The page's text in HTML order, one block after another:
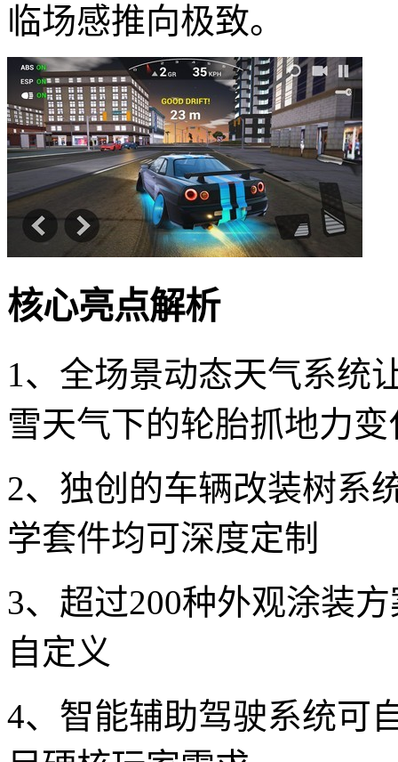
临场感推向极致。
核心亮点解析
1、全场景动态天气系统
雪天气下的轮胎抓地力
2、独创的车辆改装树系
学套件均可深度定制
3、超过200种外观涂装
自定义
4、智能辅助驾驶系统可